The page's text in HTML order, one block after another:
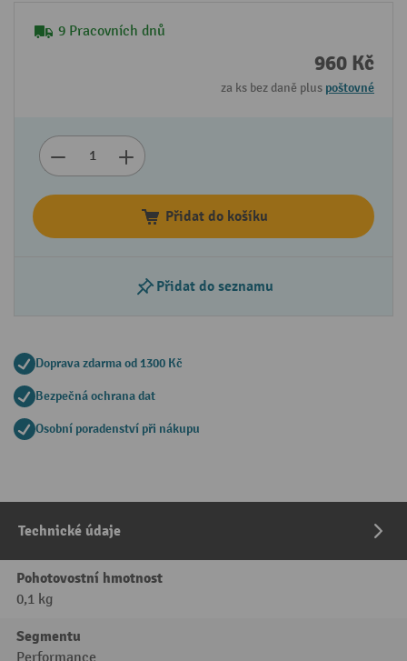
9 Pracovních dnů
960 Kč
za ks bez daně plus poštovné
Přidat do košíku
Přidat do seznamu
Doprava zdarma od 1300 Kč
Bezpečná ochrana dat
Osobní poradenství při nákupu
Technické údaje
Pohotovostní hmotnost
0,1 kg
Segmentu